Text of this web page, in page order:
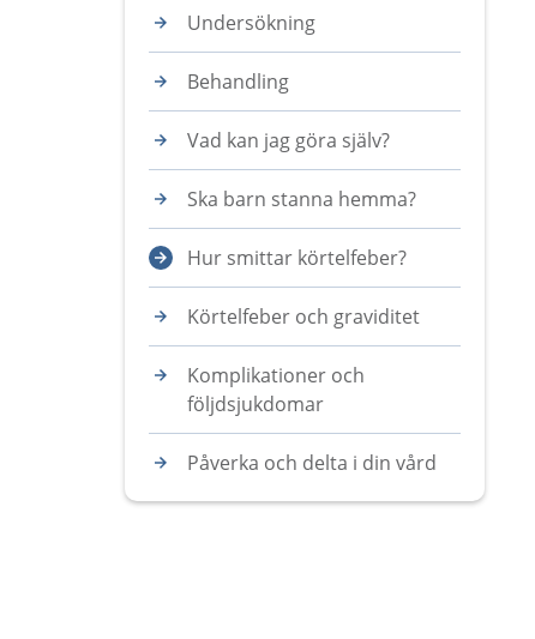
Undersökning
Behandling
Vad kan jag göra själv?
Ska barn stanna hemma?
Hur smittar körtelfeber?
Körtelfeber och graviditet
Komplikationer och
följdsjukdomar
Påverka och delta i din vård